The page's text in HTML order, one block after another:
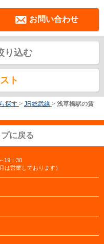
お問い合わせ
り込む
ト
探す > JR総武線 > 浅草橋駅の賃
に戻る
19：30
は営業しております）